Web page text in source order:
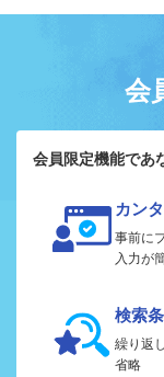
会
会員限定機能であ
カン
事前に
入力が
検索
繰り返
省略